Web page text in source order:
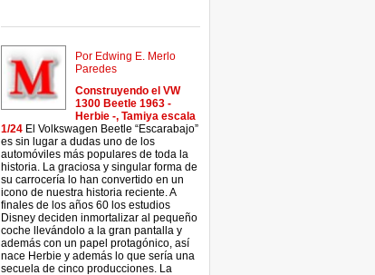
Por Edwing E. Merlo
Paredes
Construyendo el VW
1300 Beetle 1963 -
Herbie -, Tamiya escala
1/24 El Volkswagen Beetle “Escarabajo”
es sin lugar a dudas uno de los
automóviles más populares de toda la
historia. La graciosa y singular forma de
su carrocería lo han convertido en un
icono de nuestra historia reciente. A
finales de los años 60 los estudios
Disney deciden inmortalizar al pequeño
coche llevándolo a la gran pantalla y
además con un papel protagónico, así
nace Herbie y además lo que sería una
secuela de cinco producciones. La